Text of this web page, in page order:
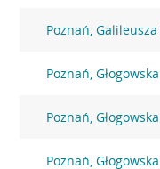
Poznań,
Poznań,
Poznań,
Poznań, Głogowska